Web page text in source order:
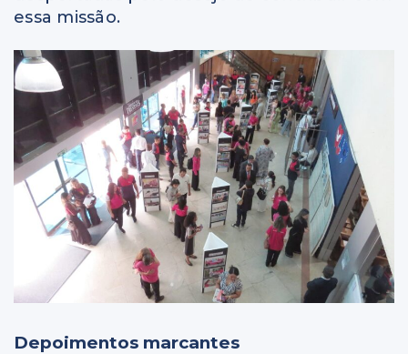
essa missão.
Depoimentos marcantes